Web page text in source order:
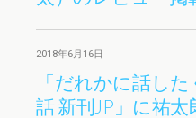
2018年6月16日
「だれかに話し
話 新刊JP」に祐